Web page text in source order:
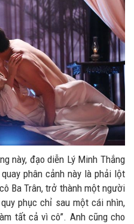
này, đạo diễn Lý Minh Thắng
phân cảnh này là phải lột
Ba Trân, trở thành một người
phục chỉ sau một cái nhìn,
tất cả vì cô”. Anh cũng cho